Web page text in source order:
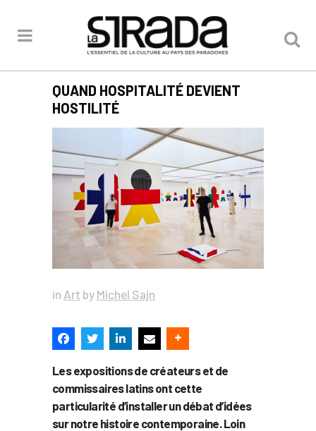
QUAND HOSPITALITÉ DEVIENT
HOSTILITÉ
in Art by Michel Sajn
Les expositions de créateurs et de
commissaires latins ont cette
particularité d’installer un débat d’idées
sur notre histoire contemporaine. Loin